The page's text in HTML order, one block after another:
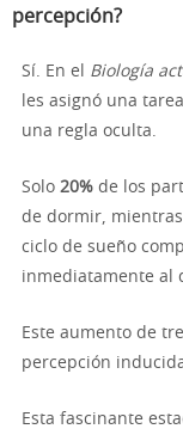
percepción?
Sí. En el Biología
les asignó una
una regla oculta.
Solo 20% de los
de dormir,
ciclo de sueño
inmediatamente al
Este aumento de
percepción
Esta fascinante